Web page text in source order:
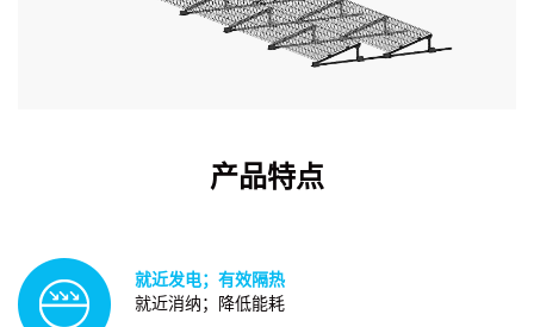
产品特点
就近发电；有效隔热
就近消纳；降低能耗